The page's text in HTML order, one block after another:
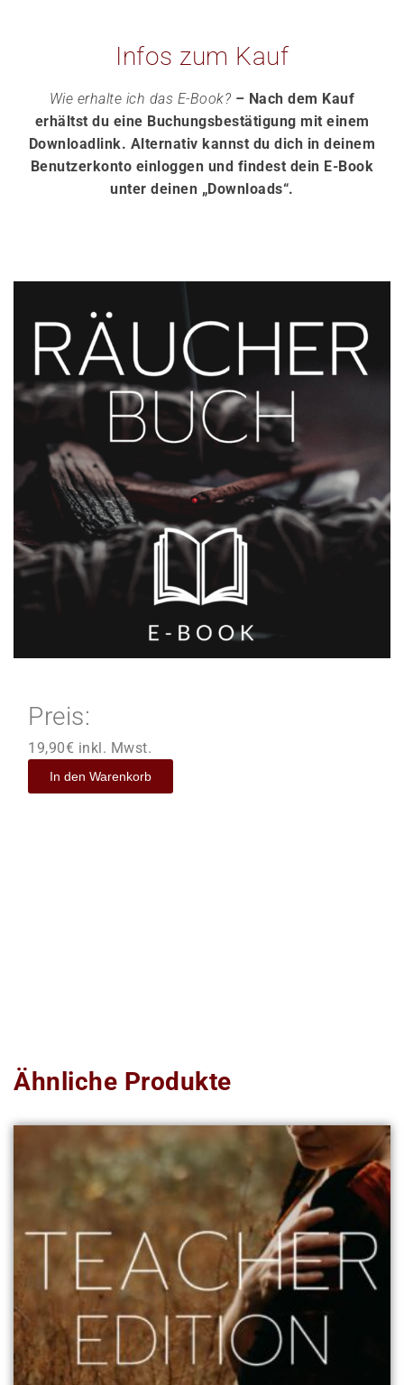
Infos zum Kauf
Wie erhalte ich das E-Book? – Nach dem Kauf
erhältst du eine Buchungsbestätigung mit einem
Downloadlink. Alternativ kannst du dich in deinem
Benutzerkonto einloggen und findest dein E-Book
unter deinen „Downloads“.
Preis:
19,90€ inkl. Mwst.
In den Warenkorb
Ähnliche Produkte